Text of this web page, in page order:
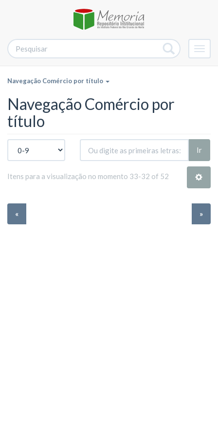
Navegação Comércio por título
Navegação Comércio por
título
Ir
Itens para a visualização no momento 33-32 of 52
« »